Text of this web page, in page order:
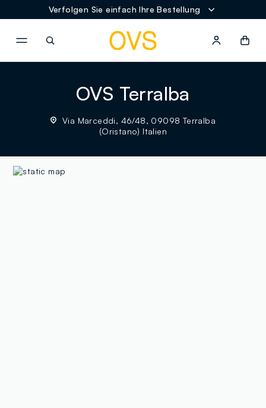
Verfolgen Sie einfach Ihre Bestellung
OVS Terralba
Via Marceddi, 46/48, 09098 Terralba
(Oristano) Italien